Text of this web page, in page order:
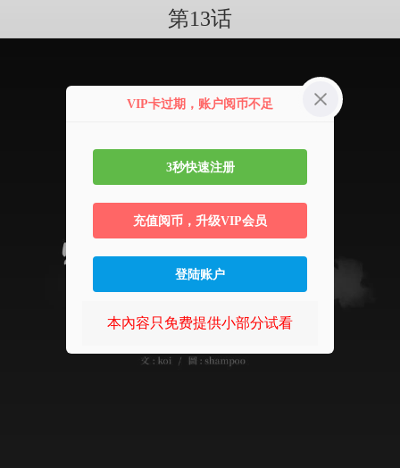
第13话
VIP卡过期，账户阅币不足
3秒快速注册
充值阅币，升级VIP会员
登陆账户
本內容只免费提供小部分试看